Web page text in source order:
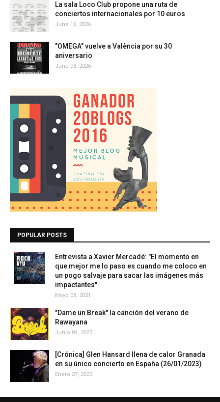
La sala Loco Club propone una ruta de
conciertos internacionales por 10 euros
June 16, 2026
"OMEGA" vuelve a València por su 30
aniversario
June 08, 2026
POPULAR POSTS
Entrevista a Xavier Mercadé: "El momento en
que mejor me lo paso es cuando me coloco en
un pogo salvaje para sacar las imágenes más
impactantes"
Mayo 08, 2021
"Dame un Break" la canción del verano de
Rawayana
Junio 04, 2023
[Crónica] Glen Hansard llena de calor Granada
en su único concierto en España (26/01/2023)
Enero 27, 2023